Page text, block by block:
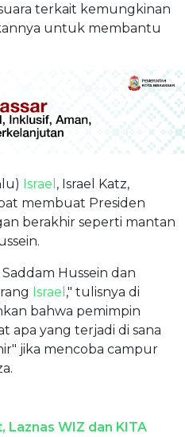
terkait kemungkinan
untuk membantu
Israel , Israel Katz,
membuat Presiden
berakhir seperti mantan
Hussein dan
Israel ," tulisnya di
bahwa pemimpin
apa yang terjadi di sana
jika mencoba campur
Laznas WIZ dan KITA